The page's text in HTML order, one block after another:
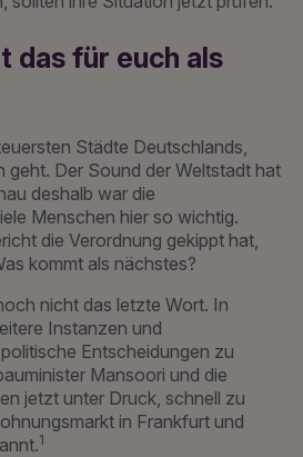
das für euch als
Städte Deutschlands,
geht. Der Sound der Weltstadt hat
deshalb war die
Menschen hier so wichtig.
die Verordnung gekippt hat,
kommt als nächstes?
nicht das letzte Wort. In
Instanzen und
Entscheidungen zu
Mansoori und die
jetzt unter Druck, schnell zu
in Frankfurt und
1